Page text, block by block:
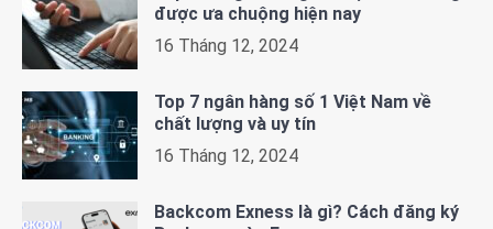
được ưa chuộng hiện nay
16 Tháng 12, 2024
Top 7 ngân hàng số 1 Việt Nam về
chất lượng và uy tín
16 Tháng 12, 2024
Backcom Exness là gì? Cách đăng ký